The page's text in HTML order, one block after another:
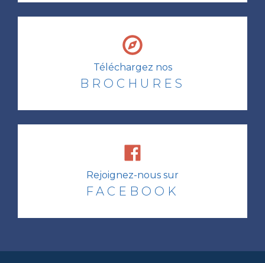
Téléchargez nos
BROCHURES
Rejoignez-nous sur
FACEBOOK